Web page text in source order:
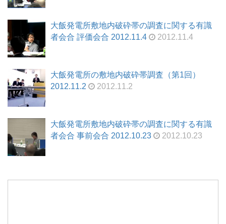
大飯発電所敷地内破砕帯の調査に関する有識
者会合 評価会合 2012.11.4
2012.11.4
大飯発電所の敷地内破砕帯調査（第1回）
2012.11.2
2012.11.2
大飯発電所敷地内破砕帯の調査に関する有識
者会合 事前会合 2012.10.23
2012.10.23